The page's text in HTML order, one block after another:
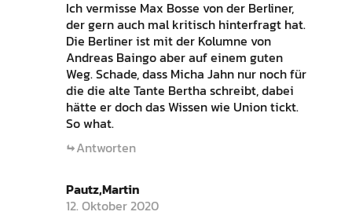
Ich vermisse Max Bosse von der Berliner,
der gern auch mal kritisch hinterfragt hat.
Die Berliner ist mit der Kolumne von
Andreas Baingo aber auf einem guten
Weg. Schade, dass Micha Jahn nur noch für
die die alte Tante Bertha schreibt, dabei
hätte er doch das Wissen wie Union tickt.
So what.
Antworten
Pautz,Martin
12. Oktober 2020